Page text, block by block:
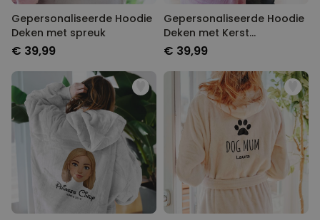
Gepersonaliseerde Hoodie
Deken met spreuk
€ 39,99
Gepersonaliseerde Hoodie
Deken met Kerst
monogram
€ 39,99